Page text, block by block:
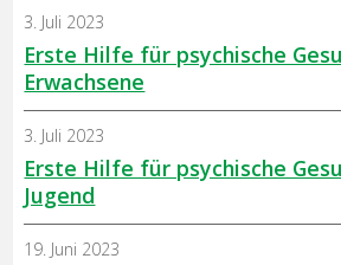
Erste Hilfe für psychische
Erwachsene
3. Juli 2023
Erste Hilfe für psychische
Jugend
3. Juli 2023
19. Juni 2023